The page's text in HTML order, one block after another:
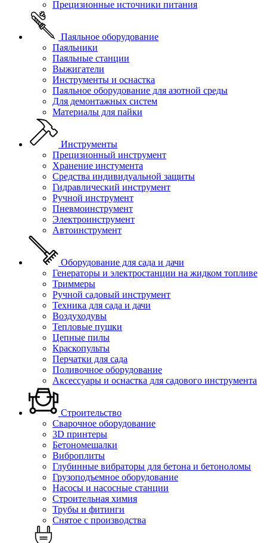
Прецизионные источники питания
Паяльное оборудование
Паяльники
Паяльные станции
Выжигатели
Инструменты и оснастка
Паяльное оборудование для азотной среды
Для демонтажных систем
Материалы для пайки
Инструменты
Прецизионный инструмент
Хранение инстумента
Средства индивидуальной защиты
Гидравлический инструмент
Ручной инструмент
Пневмоинструмент
Электроинструмент
Автоинструмент
Оборудование для сада и дачи
Генераторы и электростанции на жидком топливе
Триммеры
Ручной садовый инструмент
Техника для сада и дачи
Воздуходувы
Тепловые пушки
Цепные пилы
Краскопульты
Перчатки для сада
Поливочное оборудование
Аксессуары и оснастка для садового инструмента
Строительство
Сварочное оборудование
3D принтеры
Бетономешалки
Виброплиты
Глубинные вибраторы для бетона и бетоноломы
Грузоподъемное оборудование
Насосы и насосные станции
Строительная химия
Трубы и фитинги
Снятое с производства